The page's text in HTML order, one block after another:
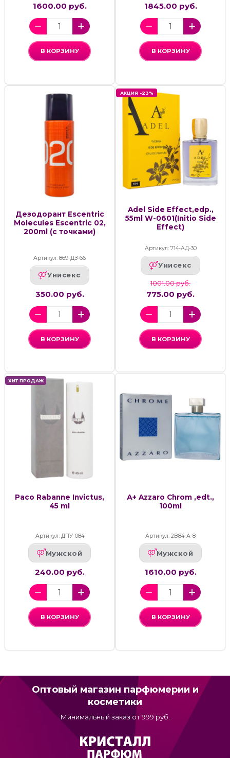
1600.00 руб.
В КОРЗИНУ
1845.00 руб.
В КОРЗИНУ
Дезодорант Escentric
Molecules Escentric 02,
200ml (с точками)
Артикул: 869-ДЗ-66
Унисекс
350.00 руб.
В КОРЗИНУ
АКЦИЯ -23%
Adel Side Effect,edp.,
55ml W-0601(Initio Side
Effect)
Артикул: 714-АД-30
Унисекс
1001.00 руб.
775.00 руб.
В КОРЗИНУ
ХИТ ПРОДАЖ
Paco Rabanne Invictus,
45 ml
Артикул: ДПУ-084
Мужской
240.00 руб.
В КОРЗИНУ
А+ Azzaro Chrom ,edt.,
100ml
Артикул: 2В84-А-8
Мужской
1610.00 руб.
В КОРЗИНУ
Оптовый магазин парфюмерии и
косметики
Минимальный заказ от 999 руб.